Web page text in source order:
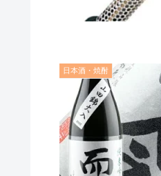
日本酒・焼酎